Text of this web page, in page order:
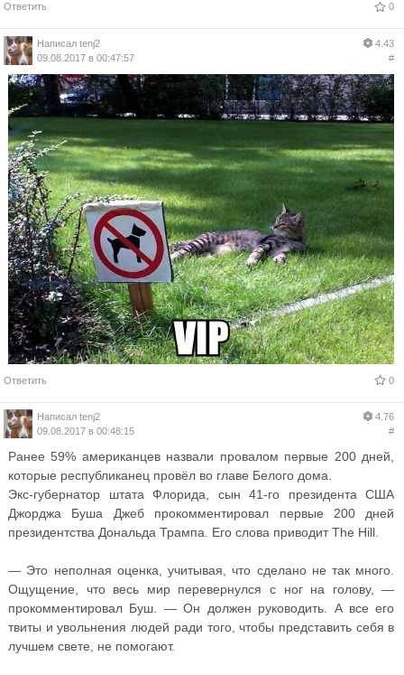
Ответить 0
Написал tenj2
09.08.2017 в 00:47:57
4.43
#
Ответить 0
Написал tenj2
09.08.2017 в 00:48:15
4.76
#
Ранее 59% американцев назвали провалом первые 200 дней,
которые республиканец провёл во главе Белого дома.
Экс-губернатор штата Флорида, сын 41-го президента США
Джорджа Буша Джеб прокомментировал первые 200 дней
президентства Дональда Трампа. Его слова приводит The Hill.
— Это неполная оценка, учитывая, что сделано не так много.
Ощущение, что весь мир перевернулся с ног на голову, —
прокомментировал Буш. — Он должен руководить. А все его
твиты и увольнения людей ради того, чтобы представить себя в
лучшем свете, не помогают.